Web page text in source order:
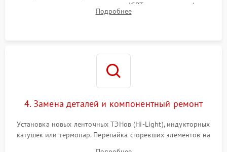
модуля, реле, диодных мостов и IGBT-транзисторов (для
индукции). Проверка кранов и газ-контроля (для газовых
Подробнее
4. Замена деталей и компонентный ремонт
Установка новых ленточных ТЭНов (Hi-Light), индукторных
катушек или термопар. Перепайка сгоревших элементов на